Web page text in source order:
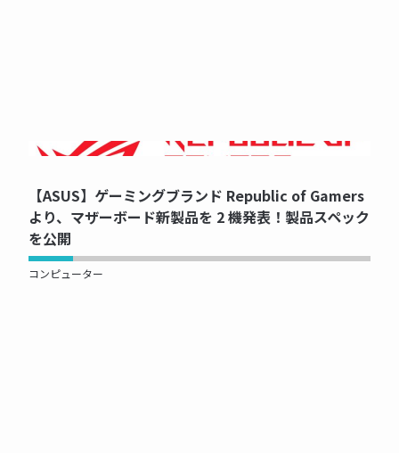
NOW PRINTING...
【ASUS】ゲーミングブランド Republic of Gamers
より、マザーボード新製品を 2 機発表！製品スペック
を公開
コンピューター